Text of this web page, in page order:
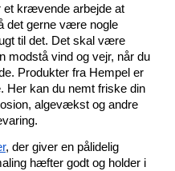
et krævende arbejde at
det gerne være nogle
til det. Det skal være
modstå vind og vejr, når du
Produkter fra Hempel er
Her kan du nemt friske din
algevækst og andre
, der giver en pålidelig
hæfter godt og holder i